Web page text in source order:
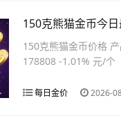
150克熊猫金币今
150克熊猫金币价格
178808 -1.01% 元/个
每日金价 2026-